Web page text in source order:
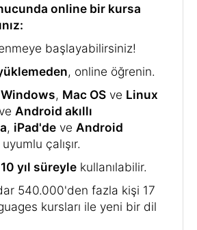
online bir kursa
başlayabilirsiniz!
, online öğrenin.
Windows, Mac OS ve Linux
Android akıllı
, iPad'de ve Android
uyumlu çalışır.
10 yıl süreyle kullanılabilir.
540.000'den fazla kişi 17
kursları ile yeni bir dil